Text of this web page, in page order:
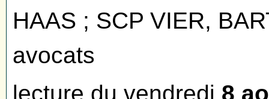
HAAS ; SCP VIER,
avocats
lecture du vendredi 8